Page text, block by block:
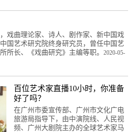
戏曲理论家、诗人、剧作家、新中国戏
国艺术研究院终身研究员，曾任中国艺
所长、《戏曲研究》主编等职。 2020-05-
百位艺术家直播10小时，你准备
好了吗？
在广州市委宣传部、广州市文化广电
旅游局指导下，由中演院线、人民视
频、广州大剧院主办的全球艺术家马